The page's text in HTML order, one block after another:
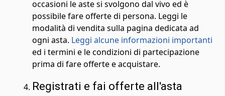
occasioni le aste si svolgono dal vivo ed è
possibile fare offerte di persona. Leggi le
modalità di vendita sulla pagina dedicata ad
ogni asta. Leggi alcune informazioni importanti
ed i termini e le condizioni di partecipazione
prima di fare offerte e acquistare.
Registrati e fai offerte all'asta